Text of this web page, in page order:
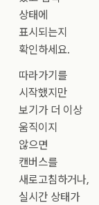
상태에
표시되는지
확인하세요.
따라가기를
시작했지만
보기가 더 이상
움직이지
않으면
캔버스를
새로고침하거나,
실시간 상태가